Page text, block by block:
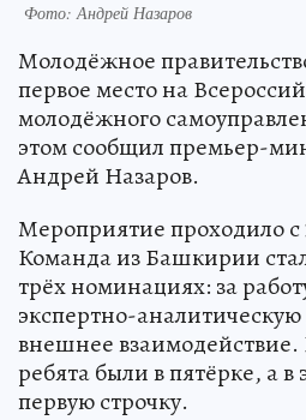
Фото: Андрей Назаров
Молодёжное
первое место на
молодёжного
этом сообщил премьер-
Андрей Назаров.
Мероприятие проходило с
Команда из Башкирии
трёх номинациях: за
экспертно-аналитическую
внешнее
ребята были в пятёрке, а
первую строчку.